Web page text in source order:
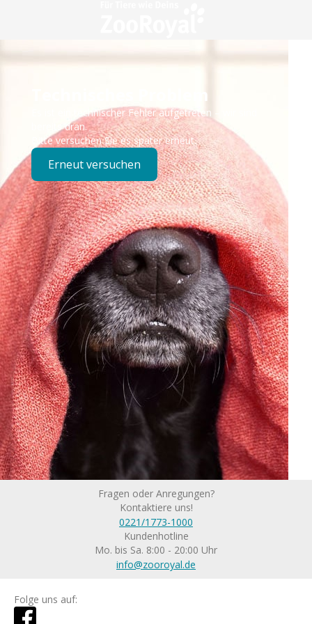
Technisches Problem
Es ist ein technischer Fehler aufgetreten – wir sind
bereits dran.
Bitte versuchen Sie es später erneut.
Erneut versuchen
Fragen oder Anregungen?
Kontaktiere uns!
0221/1773-1000
Kundenhotline
Mo. bis Sa. 8:00 - 20:00 Uhr
info@zooroyal.de
Folge uns auf: